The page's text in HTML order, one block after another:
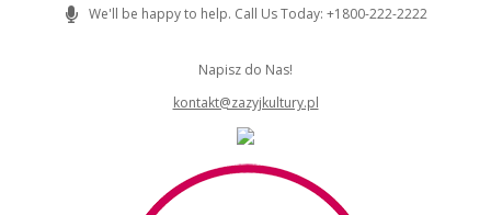
We'll be happy to help. Call Us Today: +1800-222-2222
Napisz do Nas!
kontakt@zazyjkultury.pl